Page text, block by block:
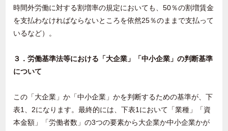
時間外労働に対する割増率の規定においても、50％の割増賃金
を支払わなければならないところを依然25％のままで支払って
いるなど）。
３．労働基準法等における「大企業」「中小企業」の判断基準
について
この「大企業」か「中小企業」かを判断するための基準が、下
表1、2になります。最終的には、下表1において「業種」「資
本金額」「労働者数」の3つの要素から大企業か中小企業かが